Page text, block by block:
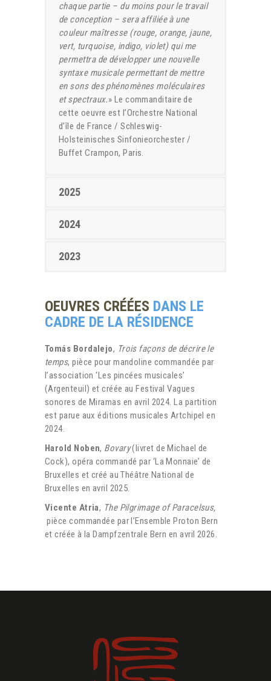
chaque partie – du moins pour le travail
de conception – sera affiliée à une
couleur maîtresse (rouge, orange, jaune,
vert, turquoise, indigo, violet) qui me
permettra de développer une nouvelle
syntaxe musicale permettant de mettre
en sons des phénomènes moléculaires
et spectraux.» Le commanditaire de
cette oeuvre est l’Orchestre National
d’île de France / Schleswig-
Holsteinisches Sinfonieorchester /
Buffet Crampon, Paris.
2025
2024
2023
OEUVRES CRÉÉES DANS LE
CADRE DE LA RÉSIDENCE
Tomás Bordalejo, Trois façons de décrire le
temps, pièce pour mandoline commandée par
l’association ‘Les pincées musicales’
(Argenteuil) et créée au Festival Vagues
sonores de Miramas en avril 2024. La partition
est parue aux éditions musicales Artchipel en
2024.
Harold Noben, Bovary(livret de Michael de
Cock), opéra commandé par ‘La Monnaie’ de
Bruxelles et créé au Théâtre National de
Bruxelles en avril 2025.
Vicente Atria, The Pilgrimage of Paracelsus,
pièce commandée par l’Ensemble Proton Bern
et créée à la Dampfzentrale Bern en avril 2026.